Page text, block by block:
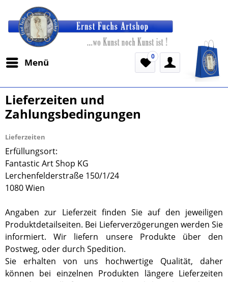
Menü
0
Lieferzeiten und
Zahlungsbedingungen
Lieferzeiten
Erfüllungsort:
Fantastic Art Shop KG
Lerchenfelderstraße 150/1/24
1080 Wien
Angaben zur Lieferzeit finden Sie auf den jeweiligen
Produktdetailseiten. Bei Lieferverzögerungen werden Sie
informiert. Wir liefern unsere Produkte über den
Postweg, oder durch Spedition.
Sie erhalten von uns hochwertige Qualität, daher
können bei einzelnen Produkten längere Lieferzeiten